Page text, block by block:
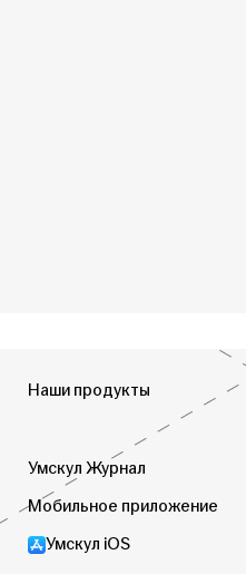
Наши продукты
Умскул Журнал
Мобильное приложение
Умскул iOS